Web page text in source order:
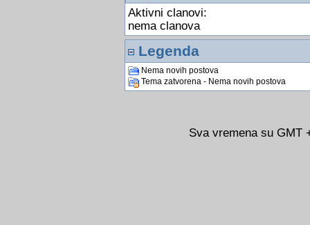
Aktivni clanovi:
nema clanova
Legenda
Nema novih postova
Tema zatvorena - Nema novih postova
Sva vremena su GMT